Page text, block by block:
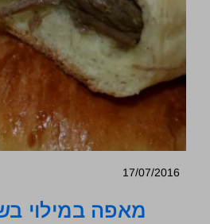
17/07/2016
מאפה במילוי